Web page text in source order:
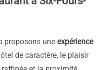
proposons une expérience
de caractère, le plaisir